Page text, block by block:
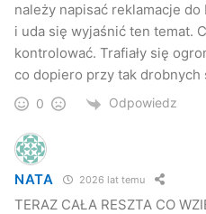
należy napisać reklamacje
i uda się wyjaśnić ten temat.
kontrolować. Trafiały się
co dopiero przy tak drobnych
0 Odpowiedz
NATA 2026 lat temu
TERAZ CAŁA RESZTA CO